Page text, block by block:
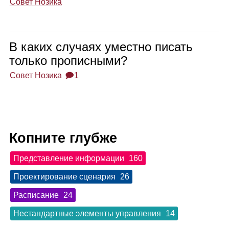
В каких слу­чаях уместно писать
только про­пис­ными?
Совет Нозика 🗩1
Копните глубже
Представление информации 160
Проектирование сценария 26
Расписание 24
Нестандартные элементы управления 14